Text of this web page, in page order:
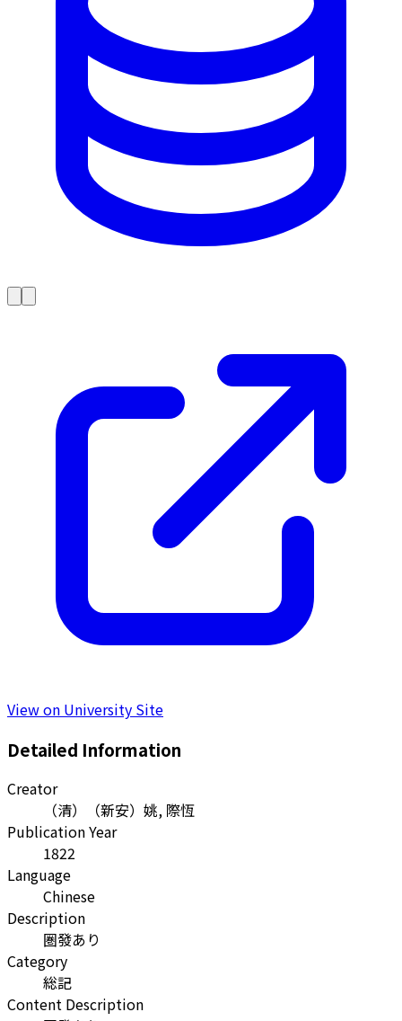
View on University Site
Detailed Information
Creator
（清）（新安）姚, 際恆
Publication Year
1822
Language
Chinese
Description
圏發あり
Category
総記
Content Description